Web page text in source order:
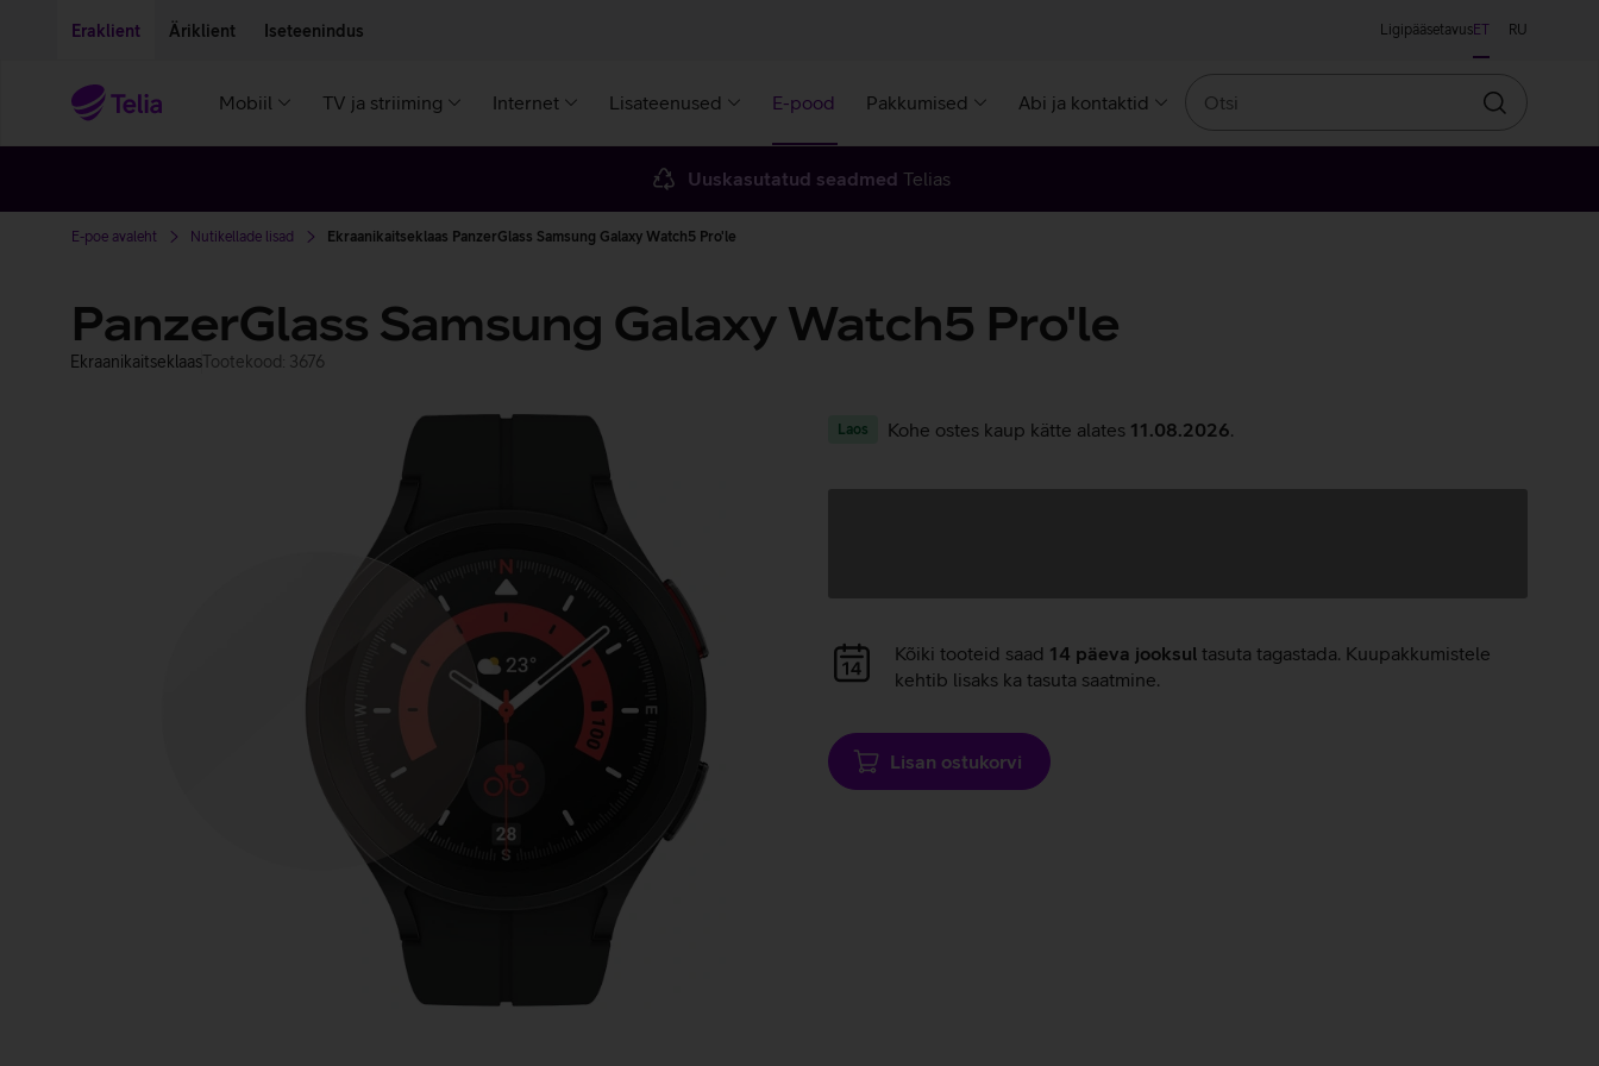
Eraklient Äriklient Iseteenindus LigipääsetavusET RU
Mobiil TV ja striiming Internet Lisateenused E-pood Pakkumised Abi ja kontaktid
Otsin
Uuskasutatud seadmed Telias
E-poe avaleht Nutikellade lisad Ekraanikaitseklaas PanzerGlass Samsung Galaxy Watch5 Pro'le
PanzerGlass Samsung Galaxy Watch5 Pro'le
EkraanikaitseklaasTootekood: 3676
Laos Kohe ostes kaup kätte alates 11.08.2026
Andmete
laadimine
Kõiki tooteid saad 14 päeva jooksul tasuta tagastada. Kuupakkumistele
kehtib lisaks ka tasuta saatmine.
Lisan ostukorvi